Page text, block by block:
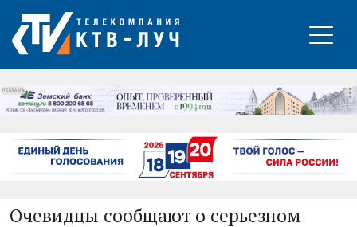
РЕКЛАМА
Очевидцы сообщают о серьезном